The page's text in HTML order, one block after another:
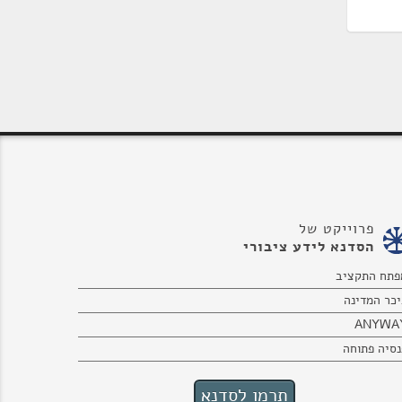
פרוייקט של
הסדנא לידע ציבורי
התקציב
המדינה
פתוחה